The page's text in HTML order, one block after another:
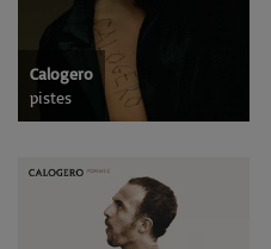
Calogero
pistes